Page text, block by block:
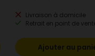
Livraison à domicile
Retrait en point de
Ajouter au